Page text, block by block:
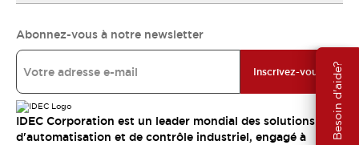
Besoin d'aide?
Abonnez-vous à notre newsletter
Inscrivez-vous
IDEC Corporation est un leader mondial des solutions
d'automatisation et de contrôle industriel, engagé à